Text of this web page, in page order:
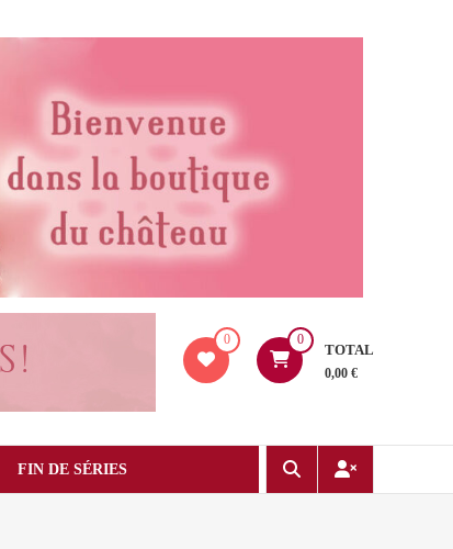
0 0
TOTAL
0,00 €
FIN DE SÉRIES